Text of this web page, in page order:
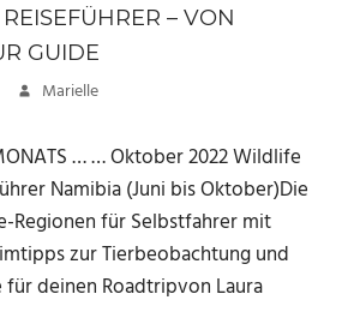
– VON
GUIDE
Marielle
… … Oktober 2022 Wildlife
Namibia (Juni bis Oktober)Die
Regionen für Selbstfahrer mit
zur Tierbeobachtung und
für deinen Roadtripvon Laura